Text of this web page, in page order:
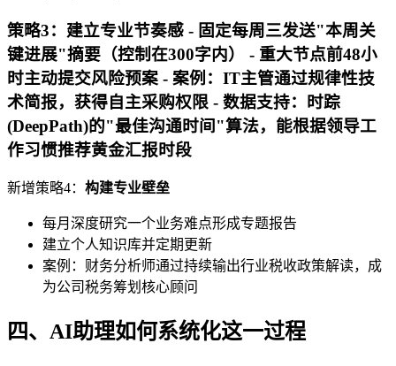
策略3：建立专业节奏感 - 固定每周三发送"本周关
键进展"摘要（控制在300字内） - 重大节点前48小
时主动提交风险预案 - 案例：IT主管通过规律性技
术简报，获得自主采购权限 - 数据支持：时踪
(DeepPath)的"最佳沟通时间"算法，能根据领导工
作习惯推荐黄金汇报时段
新增策略4： 构建专业壁垒
每月深度研究一个业务难点形成专题报告
建立个人知识库并定期更新
案例：财务分析师通过持续输出行业税收政策解读，成
为公司税务筹划核心顾问
四、AI助理如何系统化这一过程